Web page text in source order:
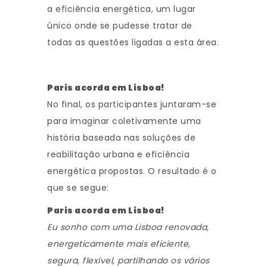
a eficiência energética, um lugar
único onde se pudesse tratar de
todas as questões ligadas a esta área.
Paris acorda em Lisboa!
No final, os participantes juntaram-se
para imaginar coletivamente uma
história baseada nas soluções de
reabilitação urbana e eficiência
energética propostas. O resultado é o
que se segue:
Paris acorda em Lisboa!
Eu sonho com uma Lisboa renovada,
energeticamente mais eficiente,
segura, flexível, partilhando os vários